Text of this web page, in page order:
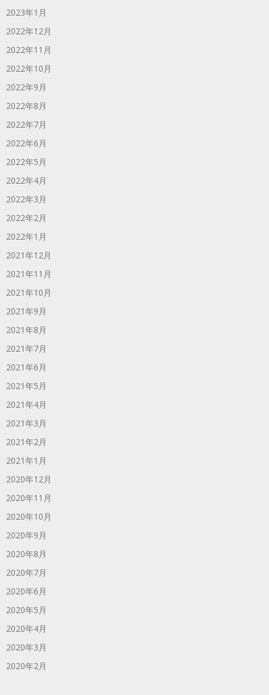
2023年1月
2022年12月
2022年11月
2022年10月
2022年9月
2022年8月
2022年7月
2022年6月
2022年5月
2022年4月
2022年3月
2022年2月
2022年1月
2021年12月
2021年11月
2021年10月
2021年9月
2021年8月
2021年7月
2021年6月
2021年5月
2021年4月
2021年3月
2021年2月
2021年1月
2020年12月
2020年11月
2020年10月
2020年9月
2020年8月
2020年7月
2020年6月
2020年5月
2020年4月
2020年3月
2020年2月